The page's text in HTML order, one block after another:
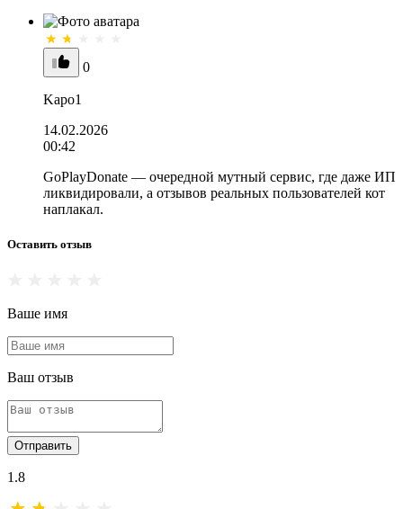
0
Kapo1
14.02.2026
00:42
GoPlayDonate — очередной мутный сервис, где даже ИП
ликвидировали, а отзывов реальных пользователей кот
наплакал.
Оставить отзыв
Ваше имя
Ваш отзыв
Отправить
1.8